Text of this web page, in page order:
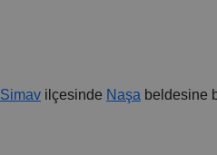
Simav ilçesinde Naşa beldesine